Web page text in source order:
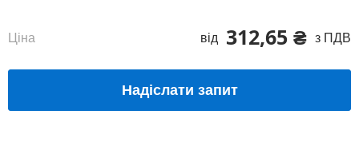
312,65 ₴ з ПДВ
Ціна від
Надіслати запит